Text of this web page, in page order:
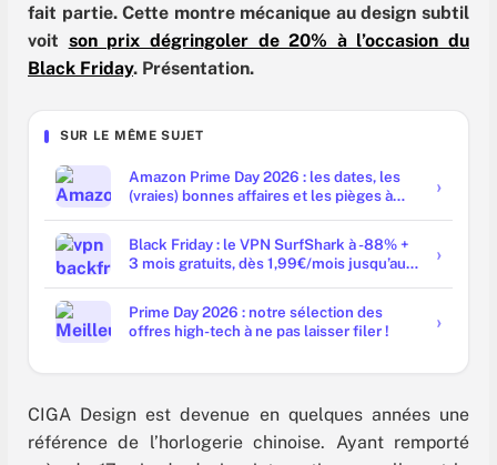
fait partie. Cette montre mécanique au design subtil
voit son prix dégringoler de 20% à l’occasion du
Black Friday. Présentation.
SUR LE MÊME SUJET
Amazon Prime Day 2026 : les dates, les
(vraies) bonnes affaires et les pièges à
Black Friday : le VPN SurfShark à -88% +
3 mois gratuits, dès 1,99€/mois jusqu’au
Prime Day 2026 : notre sélection des
offres high-tech à ne pas laisser filer !
CIGA Design est devenue en quelques années une
référence de l’horlogerie chinoise. Ayant remporté